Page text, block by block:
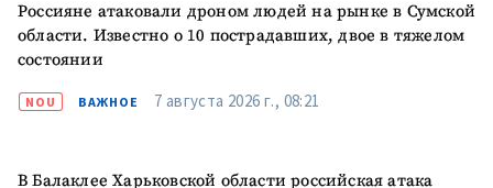
Россияне атаковали дроном людей на рынке в Сумской
области. Известно о 10 пострадавших, двое в тяжелом
состоянии
NOU ВАЖНОЕ 7 августа 2026 г., 08:21
В Балаклее Харьковской области российская атака